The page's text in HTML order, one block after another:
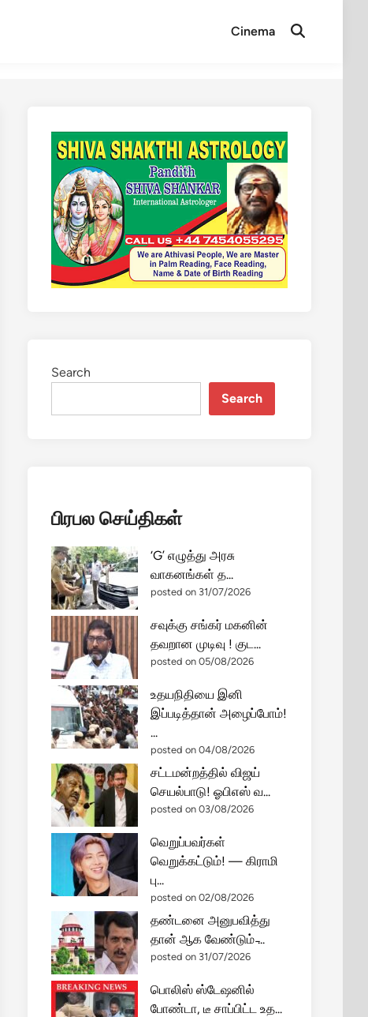
Cinema
Open
Search
Search
பிரபல செய்திகள்
‘G’ எழுத்து அரசு
வாகனங்கள் த...
posted on 31/07/2026
சவுக்கு சங்கர் மகனின்
தவறான முடிவு ! குட...
posted on 05/08/2026
உதயநிதியை இனி
இப்படித்தான் அழைப்போம்!
...
posted on 04/08/2026
சட்டமன்றத்தில் விஜய்
செயல்பாடு! ஓபிஎஸ் வ...
posted on 03/08/2026
வெறுப்பவர்கள்
வெறுக்கட்டும்! — கிராமி
பு...
posted on 02/08/2026
தண்டனை அனுபவித்து
தான் ஆக வேண்டும் ̵...
posted on 31/07/2026
பொலிஸ் ஸ்டேஷனில்
போண்டா, டீ சாப்பிட்ட உத...